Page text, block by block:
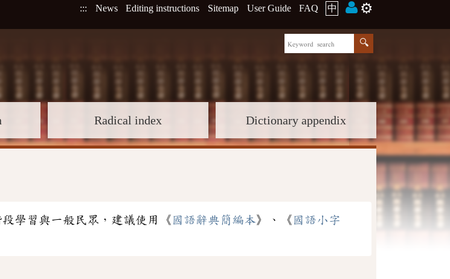
::: News Editing instructions Sitemap User Guide FAQ 中 ⚙️
Radical index Dictionary appendix
段學習與一般民眾，建議使用《 國語辭典簡編本》、《 國語小字